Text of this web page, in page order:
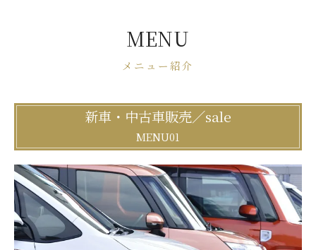
メニュー紹介
MENU
新車・中古車販売／sale
MENU01